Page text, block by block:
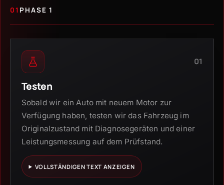
01 PHASE 1
01
Testen
Sobald wir ein Auto mit neuem Motor zur
Verfügung haben, testen wir das Fahrzeug im
Originalzustand mit Diagnosegeräten und einer
Leistungsmessung auf dem Prüfstand.
VOLLSTÄNDIGEN TEXT ANZEIGEN